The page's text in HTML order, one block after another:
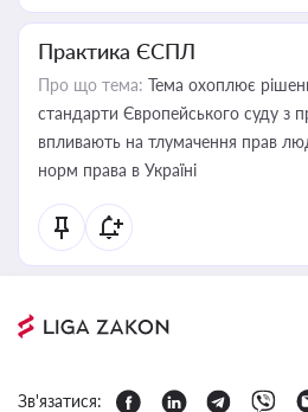
Практика ЄСПЛ
Про що тема: Тема охоплює
стандарти Європейського суду з
впливають на тлумачення прав
норм права в Україні
Зв'язатися: